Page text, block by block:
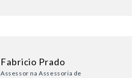
Fabricio Prado
Assessor na Assessoria de